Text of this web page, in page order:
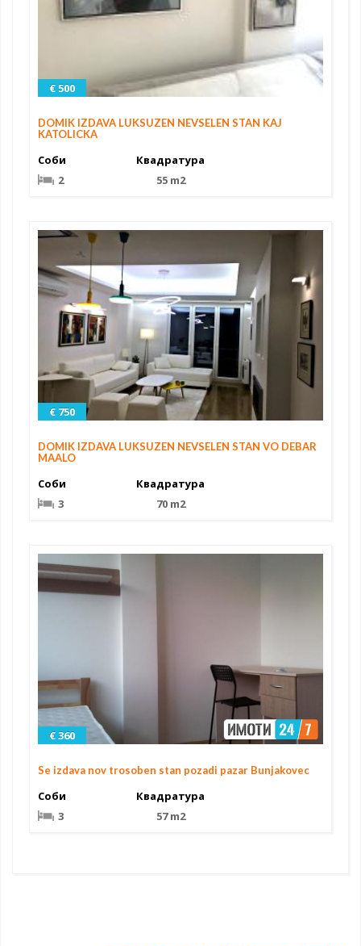
€ 500
DOMIK IZDAVA LUKSUZEN NEVSELEN STAN KAJ
KATOLICKA
Соби
2
Квадратура
55 m2
€ 750
DOMIK IZDAVA LUKSUZEN NEVSELEN STAN VO DEBAR
MAALO
Соби
3
Квадратура
70 m2
€ 360
Se izdava nov trosoben stan pozadi pazar Bunjakovec
Соби
3
Квадратура
57 m2